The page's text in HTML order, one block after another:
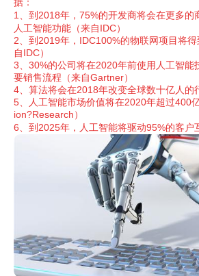
1、到2018年，75%的开发商将会在更多的
人工智能功能（来自IDC）
2、到2019年，IDC100%的物联网项目将
自IDC）
3、30%的公司将在2020年前使用人工智能
要销售流程（来自Gartner）
4、算法将会在2018年改变全球数十亿人的
5、人工智能市场价值将在2020年超过400
ion?Research）
6、到2025年，人工智能将驱动95%的客户